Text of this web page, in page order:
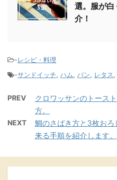
選。服が白
介！
-レシピ・料理
-サンドイッチ, ハム, パン, レタス,
PREV
クロワッサンのトース
方。
NEXT
鯛のさばき方と3枚おろ
来る手順を紹介します。